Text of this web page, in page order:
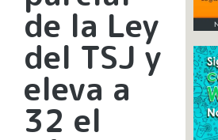
de la Ley
del TSJ y
eleva a
32 el